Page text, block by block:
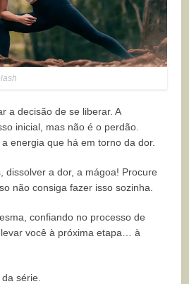
a decisão de se liberar. A
inicial, mas não é o perdão.
energia que há em torno da dor.
dissolver a dor, a mágoa! Procure
não consiga fazer isso sozinha.
confiando no processo de
você à próxima etapa… à
série.